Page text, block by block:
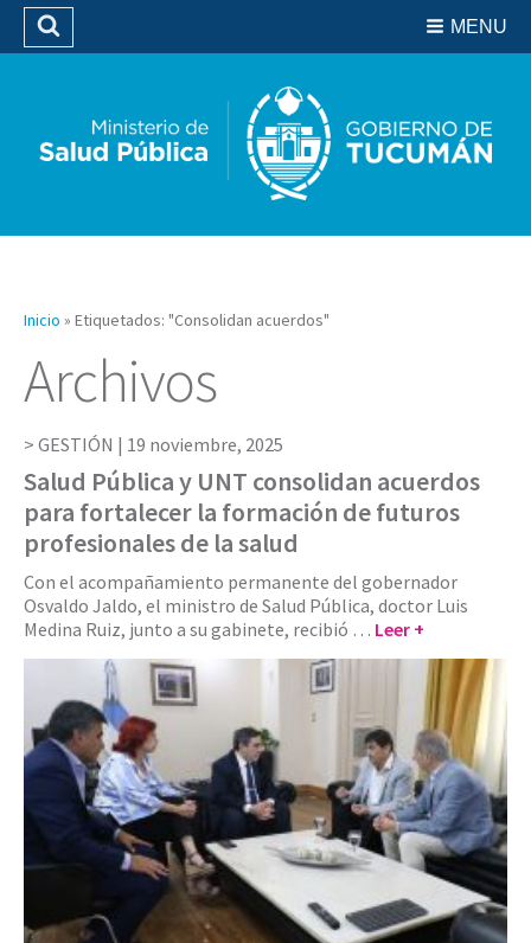
Biblioteca
MENU
Buscar
Inicio » Etiquetados: "Consolidan acuerdos"
Archivos
GESTIÓN | 19 noviembre, 2025
Salud Pública y UNT consolidan acuerdos
para fortalecer la formación de futuros
profesionales de la salud
Con el acompañamiento permanente del gobernador
Osvaldo Jaldo, el ministro de Salud Pública, doctor Luis
Medina Ruiz, junto a su gabinete, recibió … Leer +